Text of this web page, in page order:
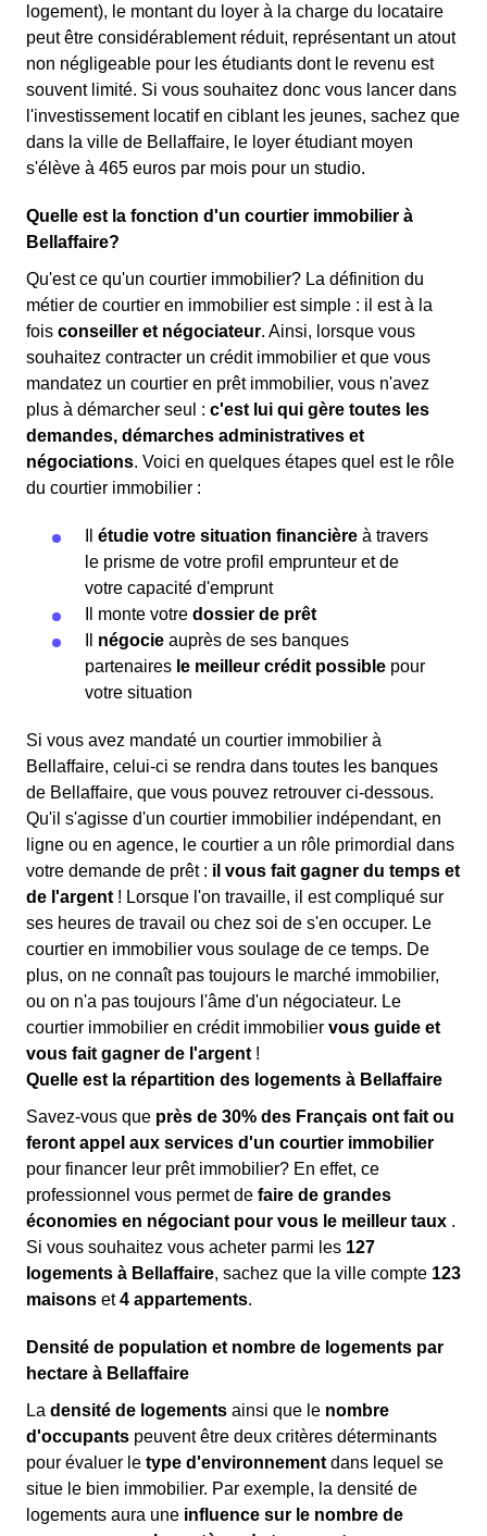
logement), le montant du loyer à la charge du locataire
peut être considérablement réduit, représentant un atout
non négligeable pour les étudiants dont le revenu est
souvent limité. Si vous souhaitez donc vous lancer dans
l'investissement locatif en ciblant les jeunes, sachez que
dans la ville de Bellaffaire, le loyer étudiant moyen
s'élève à 465 euros par mois pour un studio.
Quelle est la fonction d'un courtier immobilier à
Bellaffaire?
Qu'est ce qu'un courtier immobilier? La définition du
métier de courtier en immobilier est simple : il est à la
fois conseiller et négociateur. Ainsi, lorsque vous
souhaitez contracter un crédit immobilier et que vous
mandatez un courtier en prêt immobilier, vous n'avez
plus à démarcher seul : c'est lui qui gère toutes les
demandes, démarches administratives et
négociations. Voici en quelques étapes quel est le rôle
du courtier immobilier :
étudie votre situation financière à travers
le prisme de votre profil emprunteur et de
votre capacité d'emprunt
Il monte votre dossier de prêt
négocie auprès de ses banques
partenaires le meilleur crédit possible pour
votre situation
Si vous avez mandaté un courtier immobilier à
Bellaffaire, celui-ci se rendra dans toutes les banques
de Bellaffaire, que vous pouvez retrouver ci-dessous.
Qu'il s'agisse d'un courtier immobilier indépendant, en
ligne ou en agence, le courtier a un rôle primordial dans
votre demande de prêt : il vous fait gagner du temps et
de l'argent ! Lorsque l'on travaille, il est compliqué sur
ses heures de travail ou chez soi de s'en occuper. Le
courtier en immobilier vous soulage de ce temps. De
plus, on ne connaît pas toujours le marché immobilier,
ou on n'a pas toujours l'âme d'un négociateur. Le
courtier immobilier en crédit immobilier vous guide et
vous fait gagner de l'argent !
Quelle est la répartition des logements à Bellaffaire
Savez-vous que près de 30% des Français ont fait ou
feront appel aux services d'un courtier immobilier
pour financer leur prêt immobilier? En effet, ce
professionnel vous permet de faire de grandes
économies en négociant pour vous le meilleur taux .
Si vous souhaitez vous acheter parmi les 127
logements à Bellaffaire, sachez que la ville compte 123
maisons et4 appartements.
Densité de population et nombre de logements par
hectare à Bellaffaire
La densité de logements ainsi que le nombre
d'occupants peuvent être deux critères déterminants
pour évaluer le type d'environnement dans lequel se
situe le bien immobilier. Par exemple, la densité de
logements aura une influence sur le nombre de